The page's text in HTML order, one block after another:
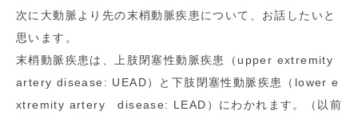
次に大動脈より先の末梢動脈疾患について、お話したいと
思います。
末梢動脈疾患は、上肢閉塞性動脈疾患（upper extremity
artery disease: UEAD）と下肢閉塞性動脈疾患（lower e
xtremity artery disease: LEAD）にわかれます。（以前